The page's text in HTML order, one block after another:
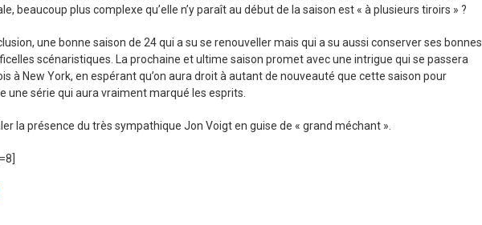
beaucoup plus complexe qu’elle n’y paraît au début de la saison est « à plusieurs tiroirs » ?
une bonne saison de 24 qui a su se renouveller mais qui a su aussi conserver ses bonnes
scénaristiques. La prochaine et ultime saison promet avec une intrigue qui se passera
à New York, en espérant qu’on aura droit à autant de nouveauté que cette saison pour
une série qui aura vraiment marqué les esprits.
la présence du très sympathique Jon Voigt en guise de « grand méchant ».